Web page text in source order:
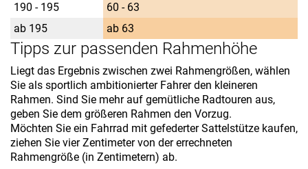
190 - 195
60 - 63
ab 195
ab 63
Tipps zur passenden Rahmenhöhe
Liegt das Ergebnis zwischen zwei Rahmengrößen, wählen
Sie als sportlich ambitionierter Fahrer den kleineren
Rahmen. Sind Sie mehr auf gemütliche Radtouren aus,
geben Sie dem größeren Rahmen den Vorzug.
Möchten Sie ein Fahrrad mit gefederter Sattelstütze kaufen,
ziehen Sie vier Zentimeter von der errechneten
Rahmengröße (in Zentimetern) ab.